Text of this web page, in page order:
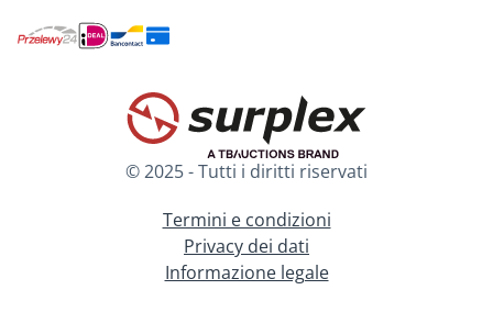
© 2025 - Tutti i diritti riservati
Termini e condizioni
Privacy dei dati
Informazione legale